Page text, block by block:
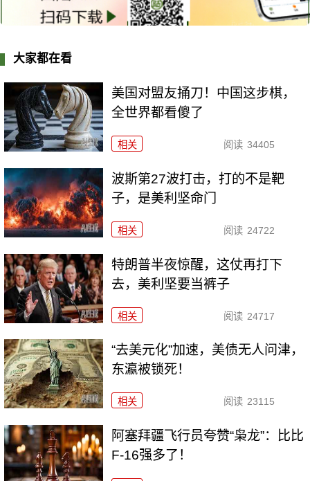
大家都在看
美国对盟友捅刀！中国这步棋，
全世界都看傻了
相关 阅读 34405
波斯第27波打击，打的不是靶
子，是美利坚命门
相关 阅读 24722
特朗普半夜惊醒，这仗再打下
去，美利坚要当裤子
相关 阅读 24717
“去美元化”加速，美债无人问津，
东瀛被锁死！
相关 阅读 23115
阿塞拜疆飞行员夸赞“枭龙”：比比
F-16强多了！